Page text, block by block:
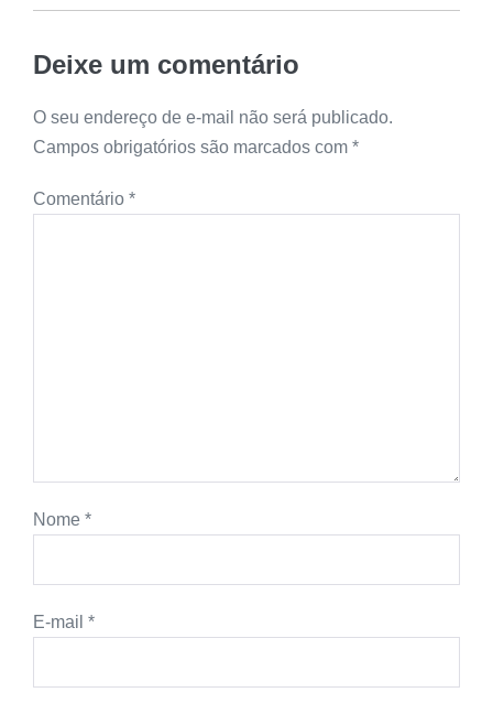
Deixe um comentário
O seu endereço de e-mail não será publicado.
Campos obrigatórios são marcados com *
Comentário *
Nome *
E-mail *